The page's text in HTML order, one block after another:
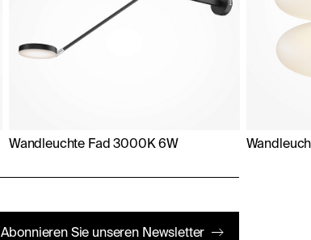
Wandleuchte Fad 3000K 6W
Abonnieren Sie unseren Newsletter